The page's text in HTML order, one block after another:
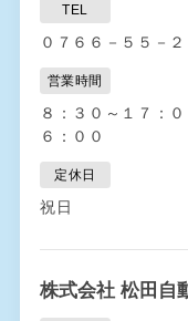
TEL
０７６６－５５－２
営業時間
８：３０～１７：
６：００
定休日
祝日
株式会社 松田自